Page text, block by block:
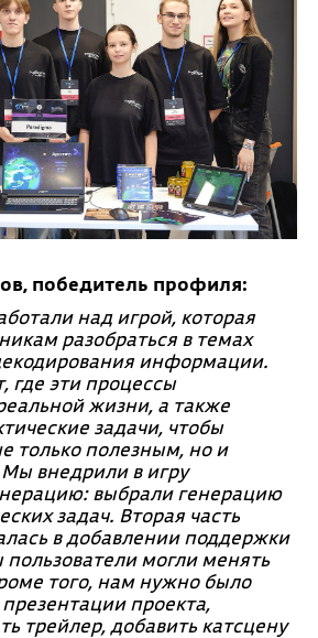
победитель профиля:
над игрой, которая
разобраться в темах
информации.
где эти процессы
жизни, а также
задачи, чтобы
только полезным, но и
внедрили в игру
выбрали генерацию
задач. Вторая часть
в добавлении поддержки
могли менять
того, нам нужно было
проекта,
трейлер, добавить катсцену